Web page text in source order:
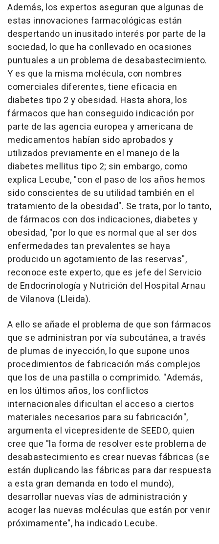
Además, los expertos aseguran que algunas de
estas innovaciones farmacológicas están
despertando un inusitado interés por parte de la
sociedad, lo que ha conllevado en ocasiones
puntuales a un problema de desabastecimiento.
Y es que la misma molécula, con nombres
comerciales diferentes, tiene eficacia en
diabetes tipo 2 y obesidad. Hasta ahora, los
fármacos que han conseguido indicación por
parte de las agencia europea y americana de
medicamentos habían sido aprobados y
utilizados previamente en el manejo de la
diabetes mellitus tipo 2; sin embargo, como
explica Lecube, "con el paso de los años hemos
sido conscientes de su utilidad también en el
tratamiento de la obesidad". Se trata, por lo tanto,
de fármacos con dos indicaciones, diabetes y
obesidad, "por lo que es normal que al ser dos
enfermedades tan prevalentes se haya
producido un agotamiento de las reservas",
reconoce este experto, que es jefe del Servicio
de Endocrinología y Nutrición del Hospital Arnau
de Vilanova (Lleida).
A ello se añade el problema de que son fármacos
que se administran por vía subcutánea, a través
de plumas de inyección, lo que supone unos
procedimientos de fabricación más complejos
que los de una pastilla o comprimido. "Además,
en los últimos años, los conflictos
internacionales dificultan el acceso a ciertos
materiales necesarios para su fabricación",
argumenta el vicepresidente de SEEDO, quien
cree que "la forma de resolver este problema de
desabastecimiento es crear nuevas fábricas (se
están duplicando las fábricas para dar respuesta
a esta gran demanda en todo el mundo),
desarrollar nuevas vías de administración y
acoger las nuevas moléculas que están por venir
próximamente", ha indicado Lecube.